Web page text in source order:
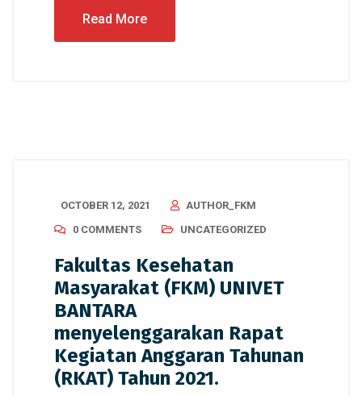
Read More
OCTOBER 12, 2021
AUTHOR_FKM
0 COMMENTS
UNCATEGORIZED
Fakultas Kesehatan
Masyarakat (FKM) UNIVET
BANTARA
menyelenggarakan Rapat
Kegiatan Anggaran Tahunan
(RKAT) Tahun 2021.